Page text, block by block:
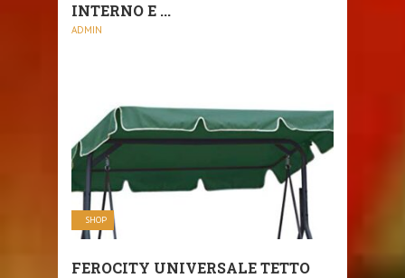
INTERNO E ...
ADMIN
SHOP
FEROCITY UNIVERSALE TETTO